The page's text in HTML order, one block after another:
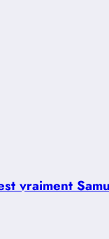
vraiment